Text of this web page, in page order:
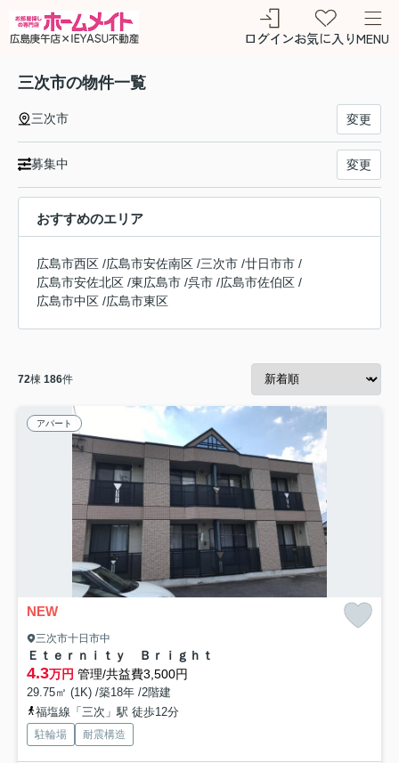
ログインお気に入りMENU
三次市の物件一覧
三次市 変更
募集中 変更
おすすめのエリア
広島市西区 /広島市安佐南区 /三次市 /廿日市市 /
広島市安佐北区 /東広島市 /呉市 /広島市佐伯区 /
広島市中区 /広島市東区
72棟 186件
アパート
NEW
三次市十日市中
Ｅｔｅｒｎｉｔｙ Ｂｒｉｇｈｔ
4.3万円 管理/共益費3,500円
29.75㎡ (1K) /築18年 /2階建
福塩線「三次」駅 徒歩12分
駐輪場 耐震構造